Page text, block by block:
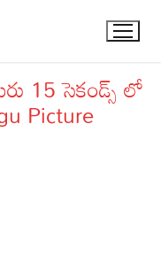
15 సెకండ్స్ లో
Picture